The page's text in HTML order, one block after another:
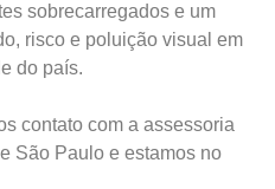
sobrecarregados e um
risco e poluição visual em
do país.
contato com a assessoria
São Paulo e estamos no